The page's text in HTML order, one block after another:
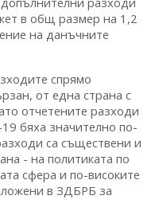
в общ размер на 1,2
на данъчните
спрямо
от една страна с
отчетените разходи
бяха значително по-
са съществени и
- на политиката по
сфера и по-високите
в ЗДБРБ за